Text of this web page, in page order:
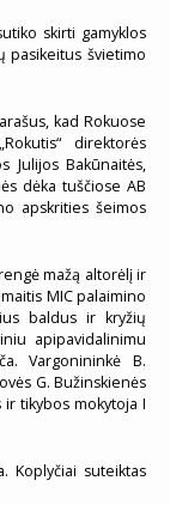
skirti gamyklos
pasikeitus švietimo
kad Rokuose
direktorės
Julijos Bakūnaitės,
dėka tuščiose AB
apskrities šeimos
mažą altorėlį ir
MIC palaimino
baldus ir kryžių
apipavidalinimu
Vargonininkė B.
G. Bužinskienės
tikybos mokytoja I
Koplyčiai suteiktas